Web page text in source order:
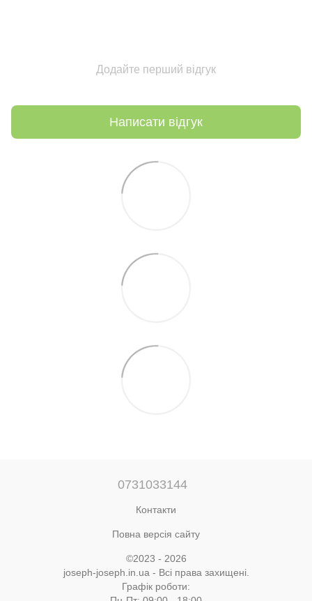
Додайте перший відгук
Написати відгук
0731033144
Контакти
Повна версія сайту
©2023 - 2026
joseph-joseph.in.ua - Всі права захищені.
Графік роботи: